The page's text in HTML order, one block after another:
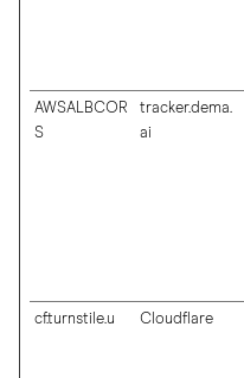
AWSALBCOR
S
tracker.dema.
ai
cf.turnstile.u Cloudflare